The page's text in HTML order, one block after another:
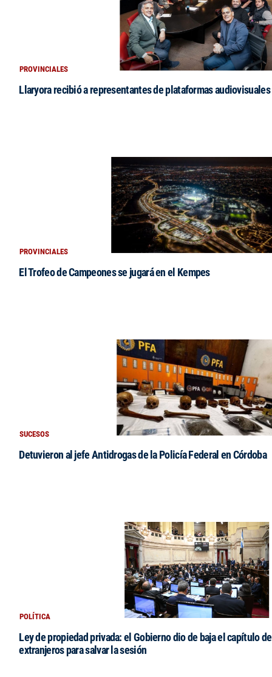
PROVINCIALES
Llaryora recibió a representantes de plataformas
PROVINCIALES
El Trofeo de Campeones se jugará en el Kempes
SUCESOS
Detuvieron al jefe Antidrogas de la Policía Federal en Córdoba
POLÍTICA
Ley de propiedad privada: el Gobierno dio de baja el capítulo
extranjeros para salvar la sesión